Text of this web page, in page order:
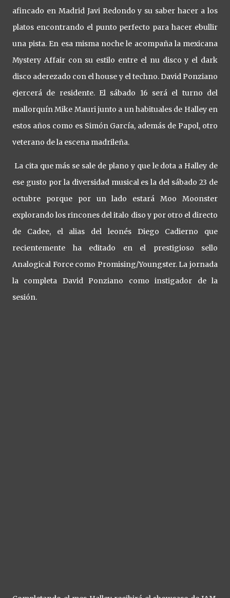
afincado en Madrid Javi Redondo y su saber hacer a los
platos encontrando el punto perfecto para hacer ebullir
una pista. En esa misma noche le acompaña la mexicana
Mystery Affair con su estilo entre el nu disco y el dark
disco aderezado con el house y el techno. David Ponziano
ejercerá de residente. El sábado 16 será el turno del
mallorquín Mike Mauri junto a un habituales de Halley en
estos años como es Simón García, además de Papol, otro
veterano de la escena madrileña.
La cita que más se sale de plano y que le dota a Halley de
ese gusto por la diversidad musical es la del sábado 23 de
octubre porque por un lado estará Moo Moonster
explorando los rincones del italo diso y por otro el directo
de Cadee, el alias del leonés Diego Cadierno que
recientemente ha editado en el prestigioso sello
Analogical Force como Promising/Youngster. La jornada
la completa David Ponziano como instigador de la
sesión.